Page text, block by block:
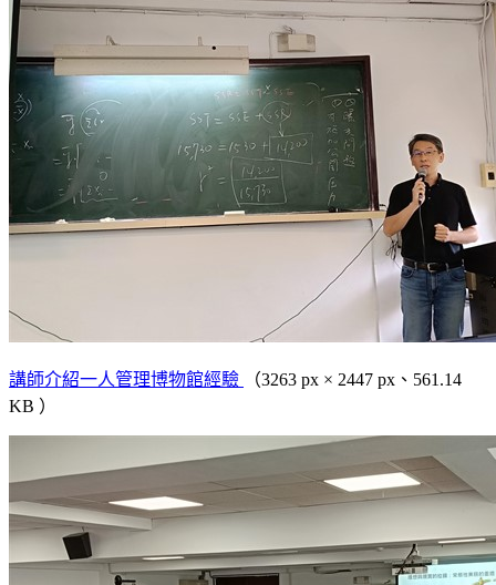
講師介紹一人管理博物館經驗
（3263 px × 2447 px、561.14
KB ）